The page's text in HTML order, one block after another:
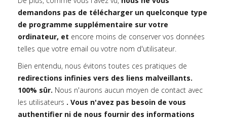
demandons pas de télécharger un quelconque type
de programme supplémentaire sur votre
ordinateur, et encore moins de conserver vos données
telles que votre email ou votre nom d'utilisateur.
Bien entendu, nous évitons toutes ces pratiques de
redirections infinies vers des liens malveillants.
100% sûr. Nous n'aurons aucun moyen de contact avec
les utilisateurs . Vous n'avez pas besoin de vous
authentifier ni de nous fournir des informations